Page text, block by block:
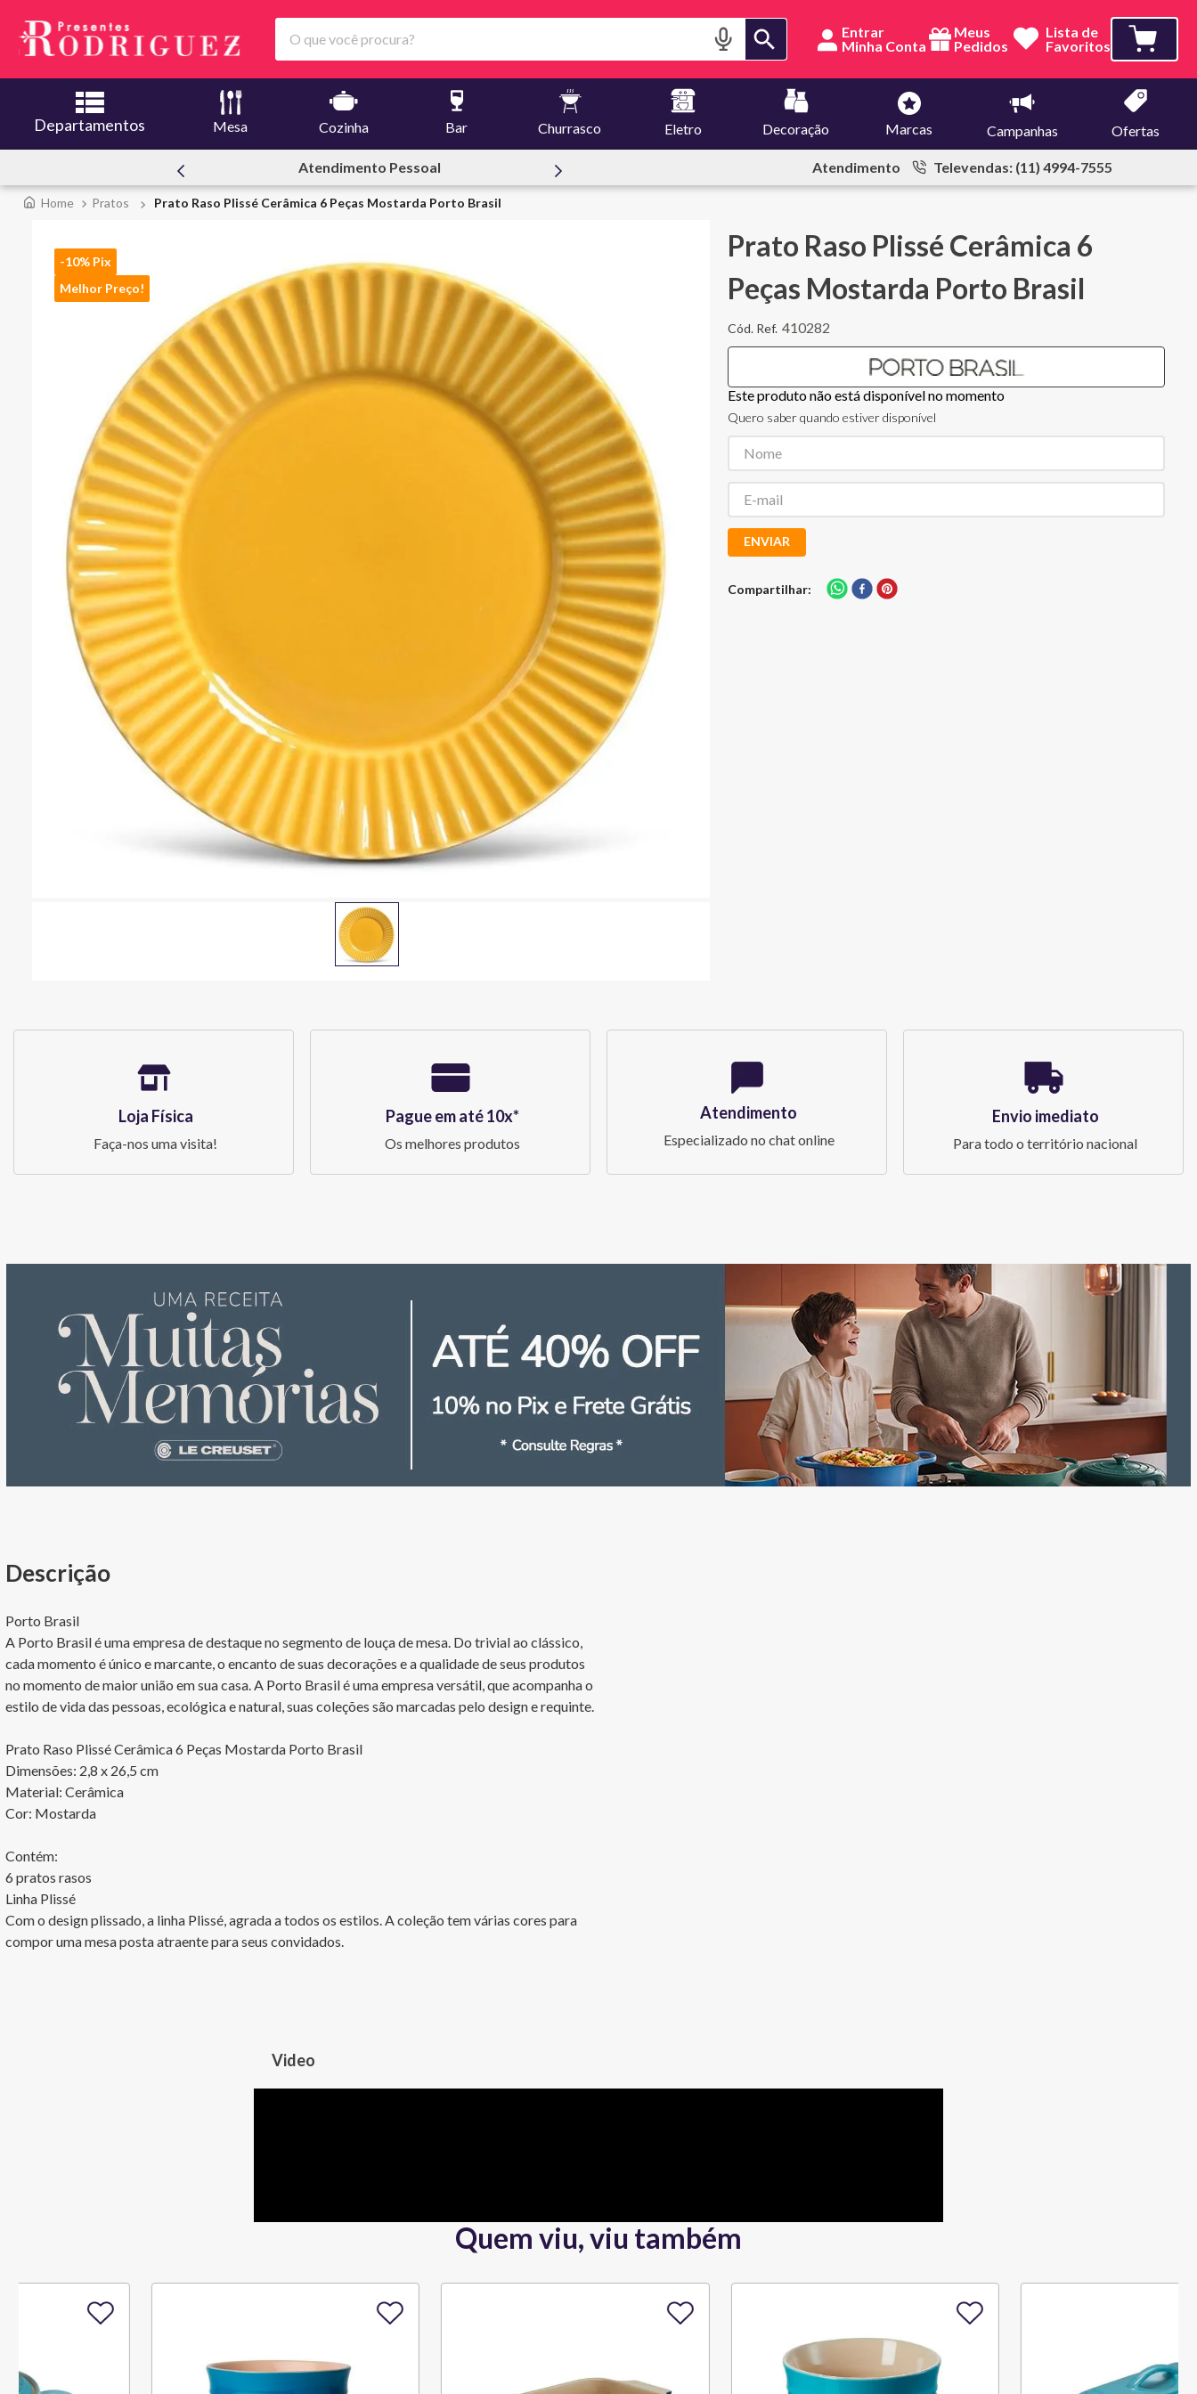
O que você procura? Entrar
Meus
Pedidos
Lista de
Favoritos
Departamentos Mesa Cozinha Bar Churrasco Eletro Decoração Marcas Campanhas Ofertas
Ofertas | Le Creuset Atendimento Televendas: (11) 4994-7555
Pratos Prato Raso Plissé Cerâmica 6 Peças Mostarda Porto Brasil
-10% Pix
Melhor Preço!
Prato Raso Plissé Cerâmica 6
Peças Mostarda Porto Brasil
410282
Este produto não está disponível no momento
Quero saber quando estiver disponível
ENVIAR
Compartilhar
Loja Física
Faça-nos uma visita!
Pague em até 10x*
Os melhores produtos
Atendimento
Especializado no chat online
Envio imediato
Para todo o território nacional
Porto Brasil
A Porto Brasil é uma empresa de destaque no segmento de louça de mesa. Do trivial ao clássico,
cada momento é único e marcante, o encanto de suas decorações e a qualidade de seus produtos
no momento de maior união em sua casa. A Porto Brasil é uma empresa versátil, que acompanha o
estilo de vida das pessoas, ecológica e natural, suas coleções são marcadas pelo design e requinte.
Prato Raso Plissé Cerâmica 6 Peças Mostarda Porto Brasil
Dimensões: 2,8 x 26,5 cm
Material: Cerâmica
Cor: Mostarda
Contém:
6 pratos rasos
Linha Plissé
Com o design plissado, a linha Plissé, agrada a todos os estilos. A coleção tem várias cores para
compor uma mesa posta atraente para seus convidados.
Video
Quem viu, viu também